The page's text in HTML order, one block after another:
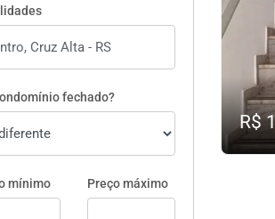
fechado?
mínimo Preço máximo
R$